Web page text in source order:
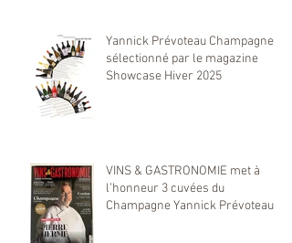
Yannick Prévoteau Champagne
sélectionné par le magazine
Showcase Hiver 2025
VINS & GASTRONOMIE met à
l’honneur 3 cuvées du
Champagne Yannick Prévoteau